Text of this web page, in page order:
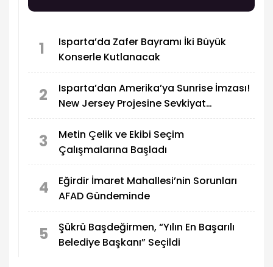
1
Isparta’da Zafer Bayramı İki Büyük
Konserle Kutlanacak
2
Isparta’dan Amerika’ya Sunrise İmzası!
New Jersey Projesine Sevkiyat
3
Metin Çelik ve Ekibi Seçim
Çalışmalarına Başladı
4
Eğirdir İmaret Mahallesi’nin Sorunları
AFAD Gündeminde
5
Şükrü Başdeğirmen, “Yılın En Başarılı
Belediye Başkanı” Seçildi